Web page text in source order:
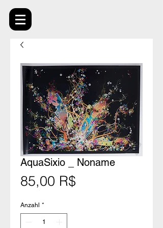
AquaSixio _ Noname
85,00 R$
Anzahl *